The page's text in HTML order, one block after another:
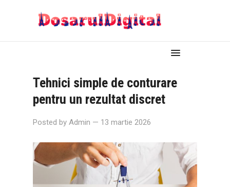
Tehnici simple de conturare
pentru un rezultat discret
Posted by Admin — 13 martie 2026